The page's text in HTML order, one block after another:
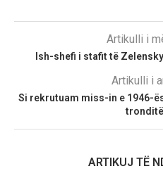
Artikulli i
Ish-shefi i stafit të
Artikulli i
Si rekrutuam miss-in e 1946-
ARTIKUJ TË